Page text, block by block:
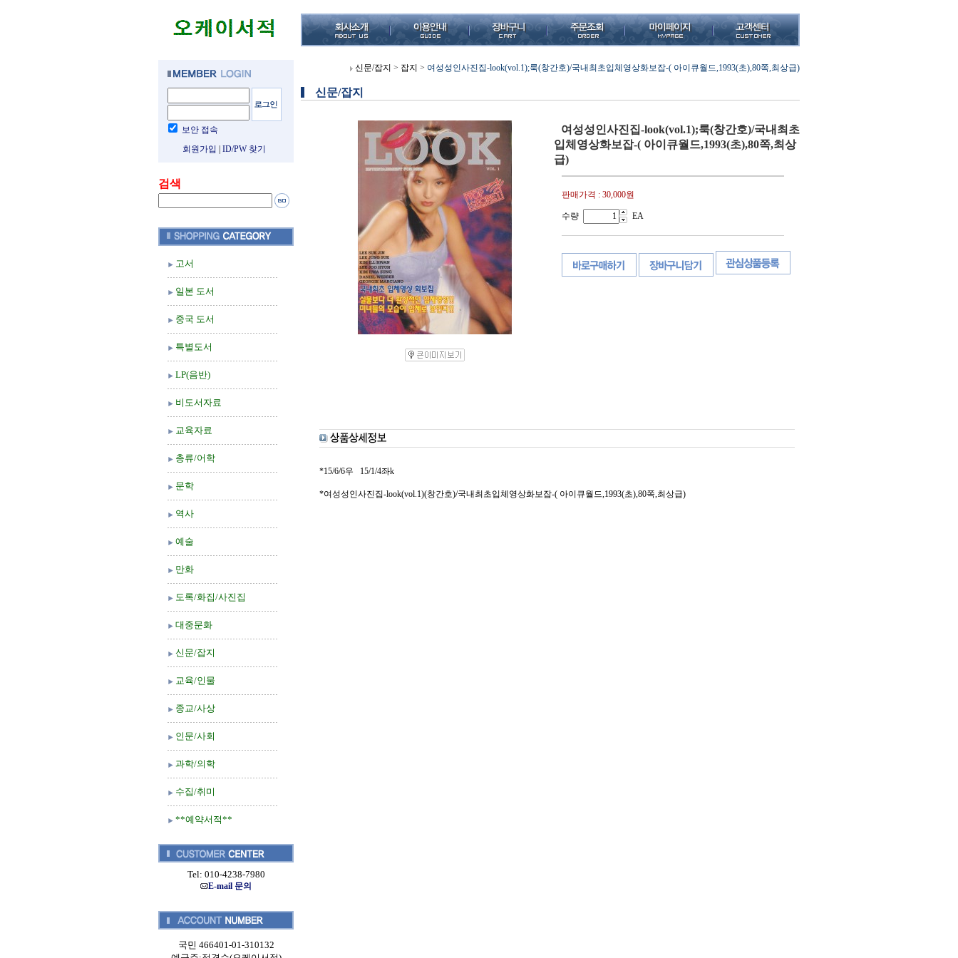
보안 접속
회원가입
ID/PW 찾기
검색
고서
일본 도서
중국 도서
특별도서
LP(음반)
비도서자료
교육자료
총류/어학
문학
역사
예술
만화
도록/화집/사진집
대중문화
신문/잡지
교육/인물
종교/사상
인문/사회
과학/의학
수집/취미
**예약서적**
Tel: 010-4238-7980
E-mail 문의
국민 466401-01-310132
신문/잡지 > 잡지 > 여성성인사진집-look(vol.1);룩(창간호)/국내최초입체영상화보잡-( 아이큐월드,1993(초),80쪽,최상급)
신문/잡지
여성성인사진집-look(vol.1);룩(창간호)/국내최초
입체영상화보잡-( 아이큐월드,1993(초),80쪽,최상
급)
판매가격 : 30,000원
수량 EA
*15/6/6우 15/1/4좌k
*여성성인사진집-look(vol.1)(창간호)/국내최초입체영상화보잡-( 아이큐월드,1993(초),80쪽,최상급)